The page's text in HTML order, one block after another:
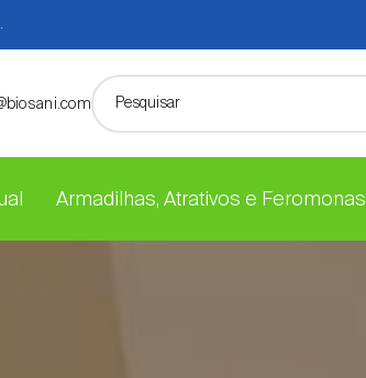
Armadilhas, Atrativos e Feromonas